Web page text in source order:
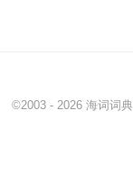
©2003 - 2026 海词词典